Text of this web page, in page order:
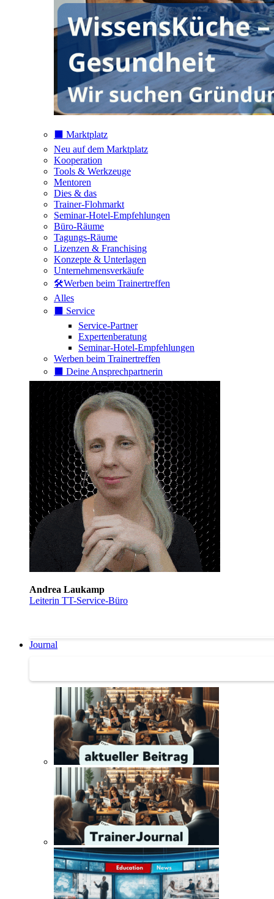
⬛️ Marktplatz
Neu auf dem Marktplatz
Kooperation
Tools & Werkzeuge
Mentoren
Dies & das
Trainer-Flohmarkt
Seminar-Hotel-Empfehlungen
Büro-Räume
Tagungs-Räume
Lizenzen & Franchising
Konzepte & Unterlagen
Unternehmensverkäufe
🛠️Werben beim Trainertreffen
Alles
⬛️ Service
Service-Partner
Expertenberatung
Seminar-Hotel-Empfehlungen
Werben beim Trainertreffen
⬛️ Deine Ansprechpartnerin
Andrea Laukamp
Leiterin TT-Service-Büro
Journal